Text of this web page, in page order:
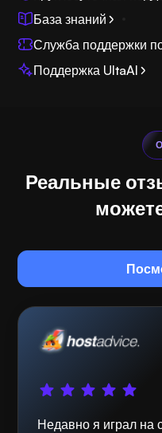
База знаний
Служба поддержки
Поддержка UltaAI
Реальные
Недавно я играл на